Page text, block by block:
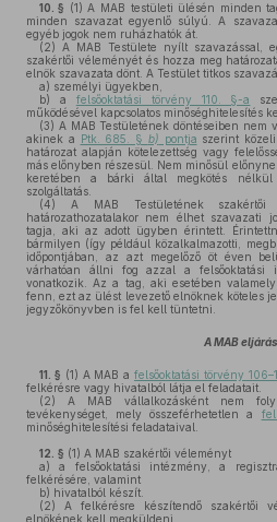
10. § (1) A MAB testületi ülésén minden
minden szavazat egyenlő súlyú. A
egyéb jogok nem ruházhatók át.
(2) A MAB Testülete nyílt szavazással,
szakértői véleményét és hozza meg
elnök szavazata dönt. A Testület titkos
a) személyi ügyekben,
b) a felsőoktatási törvény 110. §-a
működésével kapcsolatos minőséghitelesítés
(3) A MAB Testületének döntéseiben nem
akinek a Ptk. 685. § b) pontja szerint
határozat alapján kötelezettség vagy
más előnyben részesül. Nem minősül
keretében a bárki által megkötés
szolgáltatás.
(4) A MAB Testületének szakértői
határozathozatalakor nem élhet szavazati
tagja, aki az adott ügyben érintett.
bármilyen (így például közalkalmazotti,
időpontjában, az azt megelőző öt éven
várhatóan állni fog azzal a felsőoktatási
vonatkozik. Az a tag, aki esetében
fenn, ezt az ülést levezető elnöknek köteles
jegyzőkönyvben is fel kell tüntetni.
A MAB
11. § (1) A MAB afelsőoktatási törvény
felkérésre vagy hivatalból látja el feladatait.
(2) A MAB vállalkozásként nem
tevékenységet, mely összeférhetetlen a
minőséghitelesítési feladataival.
12. § (1) A MAB szakértői véleményt
a) a felsőoktatási intézmény, a
felkérésére, valamint
b) hivatalból készít.
(2) A felkérésre készítendő szakértői
elnökének kell megküldeni.